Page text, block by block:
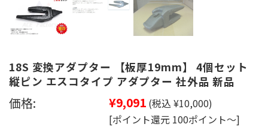
18S 変換アダプター 【板厚19mm】 4個セット
縦ピン エスコタイプ アダプター 社外品 新品
価格: ¥9,091 (税込 ¥10,000)
[ポイント還元 100ポイント～]